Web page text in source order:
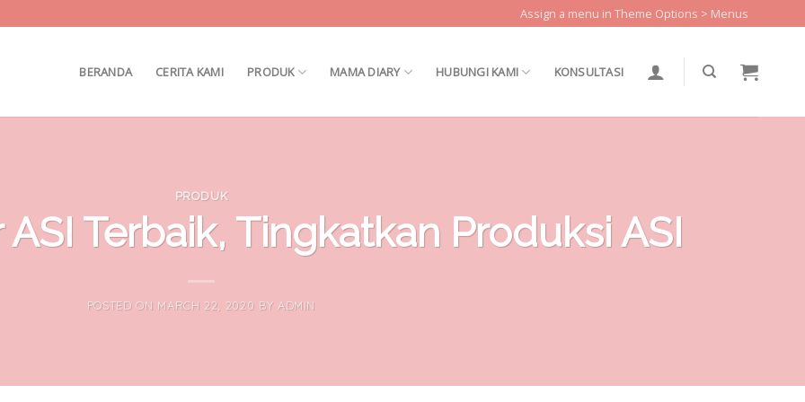
Assign a menu in Theme Options > Menus
BERANDA CERITA KAMI PRODUK MAMA DIARY HUBUNGI KAMI KONSULTASI
PRODUK
ASI Terbaik, Tingkatkan Produksi ASI
POSTED ON MARCH 22, 2020 BY ADMIN